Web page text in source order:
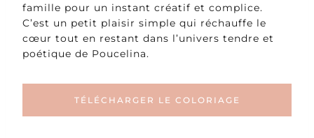
famille pour un instant créatif et complice.
C’est un petit plaisir simple qui réchauffe le
cœur tout en restant dans l’univers tendre et
poétique de Poucelina.
TÉLÉCHARGER LE COLORIAGE